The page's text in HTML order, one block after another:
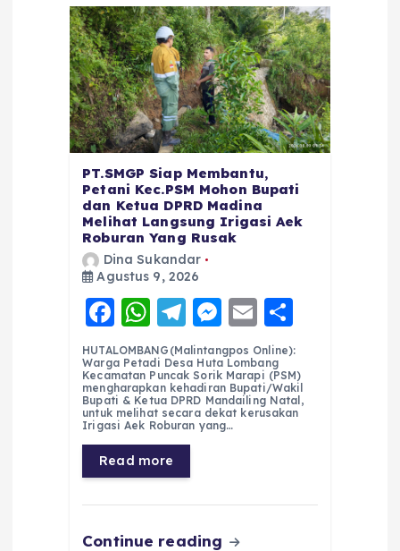
PT.SMGP Siap Membantu,
Petani Kec.PSM Mohon Bupati
dan Ketua DPRD Madina
Melihat Langsung Irigasi Aek
Roburan Yang Rusak
Dina Sukandar
Agustus 9, 2026
F
a
c
e
b
o
o
k
W
h
a
ts
A
p
p
T
el
e
g
r
a
m
M
e
ss
e
n
E
m
ai
l
h
a
re
HUTALOMBANG(Malintangpos Online):
Warga Petadi Desa Huta Lombang
Kecamatan Puncak Sorik Marapi (PSM)
mengharapkan kehadiran Bupati/Wakil
Bupati & Ketua DPRD Mandailing Natal,
untuk melihat secara dekat kerusakan
Irigasi Aek Roburan yang…
Read more
Continue reading